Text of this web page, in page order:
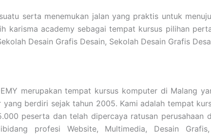
serta menemukan jalan yang praktis untuk
karisma academy sebagai tempat kursus pilihan
Desain Grafis Desain, Sekolah Desain Grafis
merupakan tempat kursus komputer di Malang
yang berdiri sejak tahun 2005. Kami adalah tempat
peserta dan telah dipercaya ratusan perusahaan
profesi Website, Multimedia, Desain